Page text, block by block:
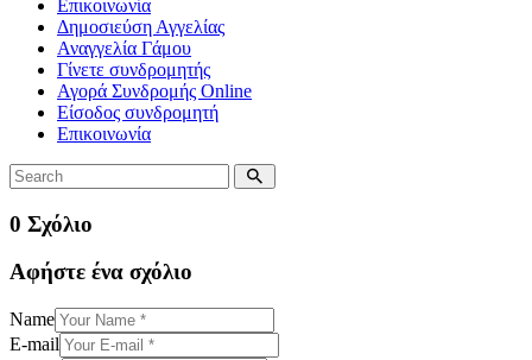
Επικοινωνία
Δημοσιεύση Αγγελίας
Αναγγελία Γάμου
Γίνετε συνδρομητής
Αγορά Συνδρομής Online
Είσοδος συνδρομητή
Επικοινωνία
0 Σχόλιο
Αφήστε ένα σχόλιο
Name
E-mail